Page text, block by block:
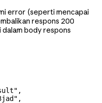
error (seperti mencapai
respons 200
body respons
,
,